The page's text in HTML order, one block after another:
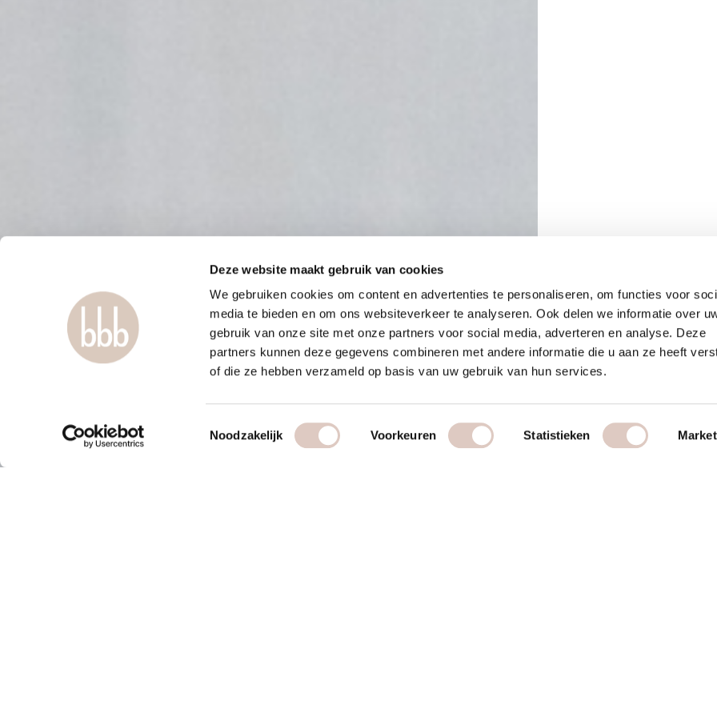
Deze website maakt gebruik van cookies
We gebruiken cookies om content en advertenties te personaliseren, om functies voor
media te bieden en om ons websiteverkeer te analyseren. Ook delen we informatie over
gebruik van onze site met onze partners voor social media, adverteren en analyse. Deze
partners kunnen deze gegevens combineren met andere informatie die u aan ze heeft
of die ze hebben verzameld op basis van uw gebruik van hun services.
Toestemmingsselectie
Noodzakelijk Voorkeuren Statistieken